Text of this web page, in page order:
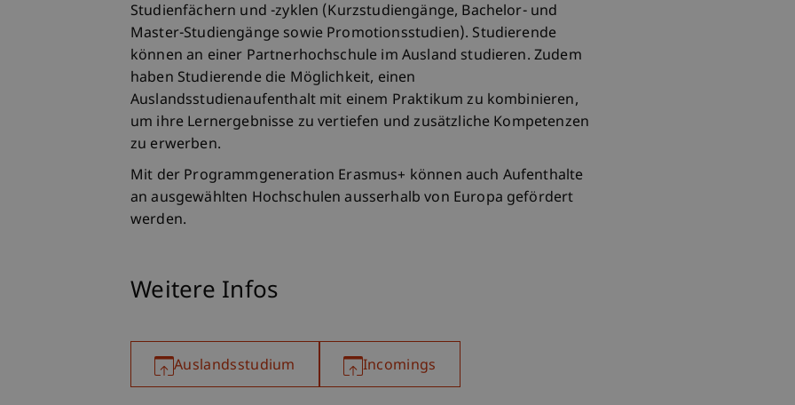
Studienfächern und -zyklen (Kurzstudiengänge, Bachelor- und
Master-Studiengänge sowie Promotionsstudien). Studierende
können an einer Partnerhochschule im Ausland studieren. Zudem
haben Studierende die Möglichkeit, einen
Auslandsstudienaufenthalt mit einem Praktikum zu kombinieren,
um ihre Lernergebnisse zu vertiefen und zusätzliche Kompetenzen
zu erwerben.
Mit der Programmgeneration Erasmus+ können auch Aufenthalte
an ausgewählten Hochschulen ausserhalb von Europa gefördert
werden.
Weitere Infos
Auslandsstudium Incomings